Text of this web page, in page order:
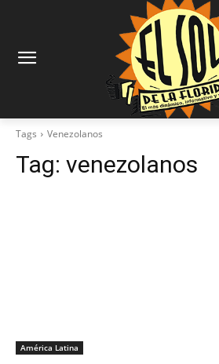
Tags Venezolanos
Tag: venezolanos
América Latina